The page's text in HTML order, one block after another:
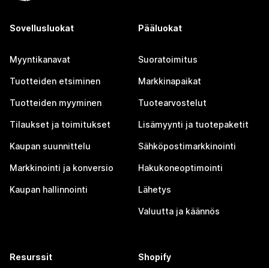
Sovellusluokat
Myyntikanavat
Tuotteiden etsiminen
Tuotteiden myyminen
Tilaukset ja toimitukset
Kaupan suunnittelu
Markkinointi ja konversio
Kaupan hallinnointi
Pääluokat
Suoratoimitus
Markkinapaikat
Tuotearvostelut
Lisämyynti ja tuotepaketit
Sähköpostimarkkinointi
Hakukoneoptimointi
Lähetys
Valuutta ja käännös
Resurssit Shopify